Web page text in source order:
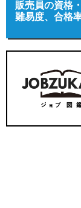
販売員の資格
難易度、合格